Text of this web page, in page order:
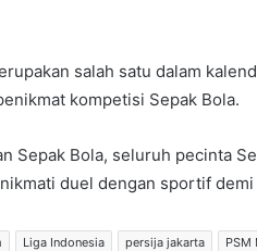
salah satu dalam
kompetisi Sepak Bola.
Sepak Bola, seluruh pecinta
duel dengan sportif demi
Liga Indonesia persija jakarta PSM